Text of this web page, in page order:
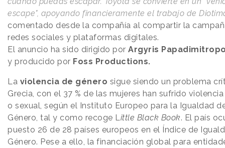
escape", apoyando financieramente el trabajo de
comentado desde la compañía al compartir la
redes sociales y plataformas digitales.
El anuncio ha sido dirigido por Argyris
y producido por Foss Productions.
La violencia de género sigue siendo un problema
Grecia, con el 37 % de las mujeres han sufrido
o sexual, según el Instituto Europeo para la Igualdad
Género, tal y como recoge L ittle Black Book. El país
puesto 26 de 28 países europeos en el Índice de
Género. Pese a ello, la financiación global para